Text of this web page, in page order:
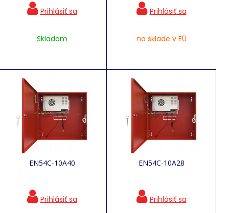
Skladom na sklade v EÚ
EN54C-10A40 EN54C-10A28